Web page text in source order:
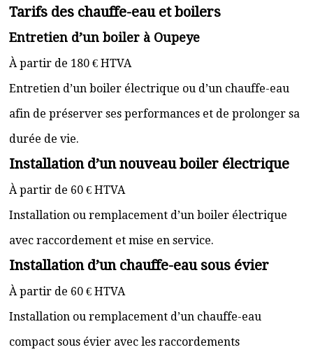
Tarifs des chauffe-eau et boilers
Entretien d’un boiler à Oupeye
À partir de 180 € HTVA
Entretien d’un boiler électrique ou d’un chauffe-eau
afin de préserver ses performances et de prolonger sa
durée de vie.
Installation d’un nouveau boiler électrique
À partir de 60 € HTVA
Installation ou remplacement d’un boiler électrique
avec raccordement et mise en service.
Installation d’un chauffe-eau sous évier
À partir de 60 € HTVA
Installation ou remplacement d’un chauffe-eau
compact sous évier avec les raccordements